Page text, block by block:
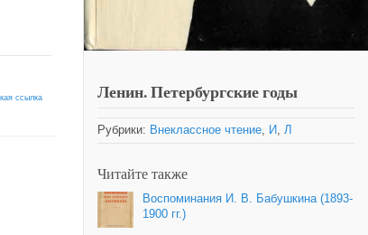
ссылка Ленин. Петербургские годы
Рубрики: Внеклассное чтение, И, Л
Читайте также
Воспоминания И. В. Бабушкина (1893-
1900 гг.)